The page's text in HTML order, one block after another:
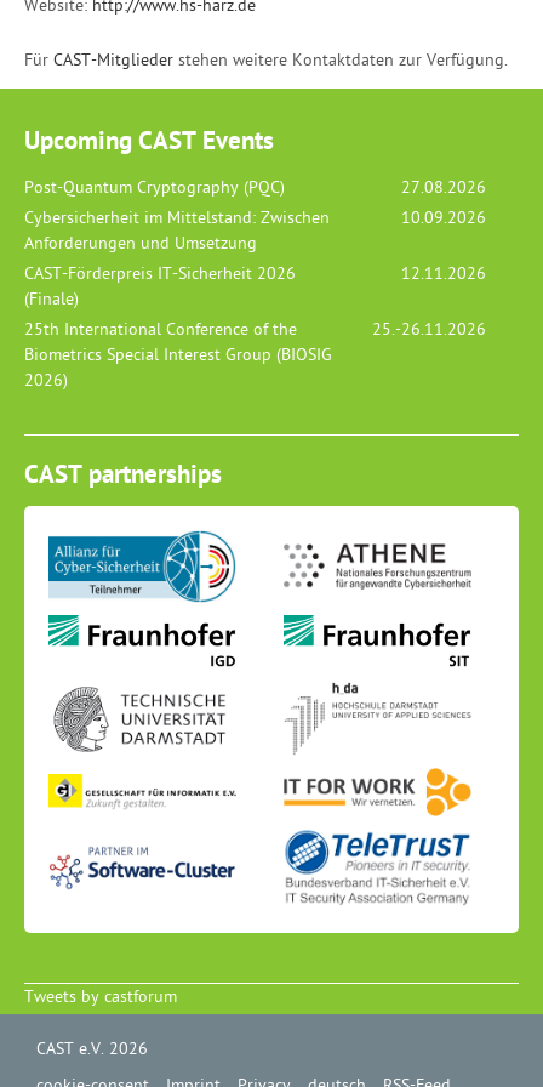
Website: http://www.hs-harz.de
Für CAST-Mitglieder stehen weitere Kontaktdaten zur Verfügung.
Upcoming CAST Events
Post-Quantum Cryptography (PQC)
27.08.2026
Cybersicherheit im Mittelstand: Zwischen
Anforderungen und Umsetzung
10.09.2026
CAST-Förderpreis IT-Sicherheit 2026
(Finale)
12.11.2026
25th International Conference of the
Biometrics Special Interest Group (BIOSIG
2026)
25.-26.11.2026
CAST partnerships
Tweets by castforum
CAST e.V. 2026